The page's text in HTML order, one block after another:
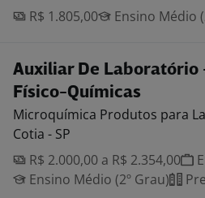
R$ 1.805,00
Ensino Médio
Auxiliar De Laboratório
Físico-Químicas
Microquímica Produtos para
Cotia - SP
R$ 2.000,00 a R$ 2.354,00
Ensino Médio (2º Grau)